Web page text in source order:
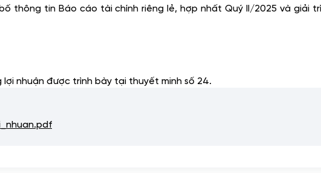
thông tin Báo cáo tài chính riêng lẻ, hợp nhất Quý II/2025 và giải
nhuận được trình bày tại thuyết minh số 24.